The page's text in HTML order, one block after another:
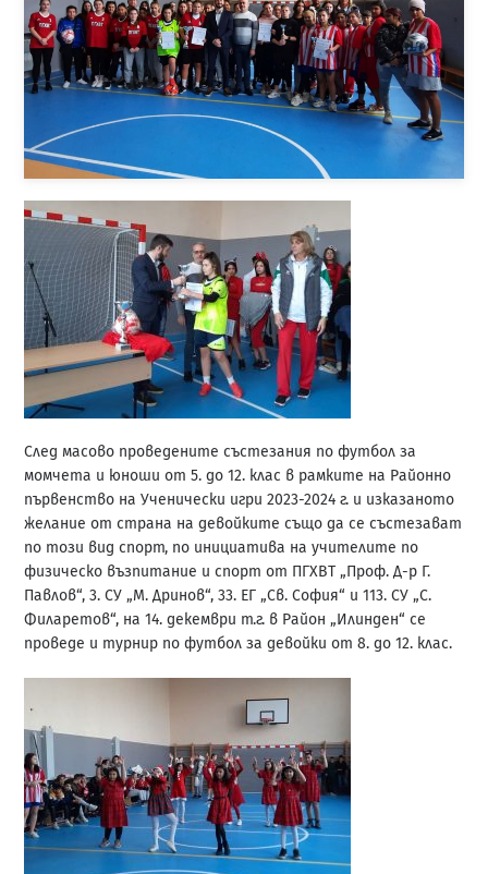
След масово проведените състезания по футбол за
момчета и юноши от 5. до 12. клас в рамките на Районно
първенство на Ученически игри 2023-2024 г. и изказаното
желание от страна на девойките също да се състезават
по този вид спорт, по инициатива на учителите по
физическо възпитание и спорт от ПГХВТ „Проф. Д-р Г.
Павлов“, 3. СУ „М. Дринов“, 33. ЕГ „Св. София“ и 113. СУ „С.
Филаретов“, на 14. декември т.г. в Район „Илинден“ се
проведе и турнир по футбол за девойки от 8. до 12. клас.